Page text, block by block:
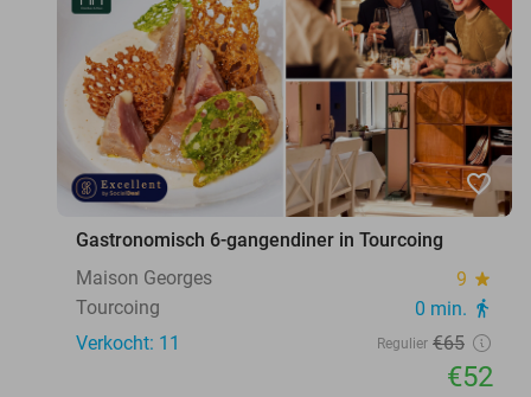
favorite_border
Gastronomisch 6-gangendiner in Tourcoing
Maison Georges
9 star
Tourcoing 0 min. directions_walk
Verkocht: 11 Regulier €65
€52